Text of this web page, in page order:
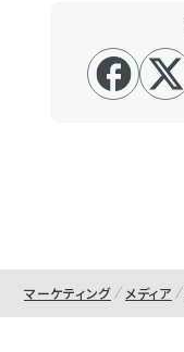
マーケティング メディア